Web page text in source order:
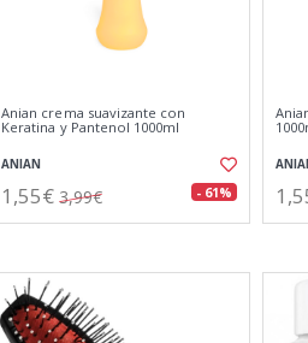
Anian crema suavizante con
Keratina y Pantenol 1000ml
ANIAN
1,55€ 3,99€ - 61%